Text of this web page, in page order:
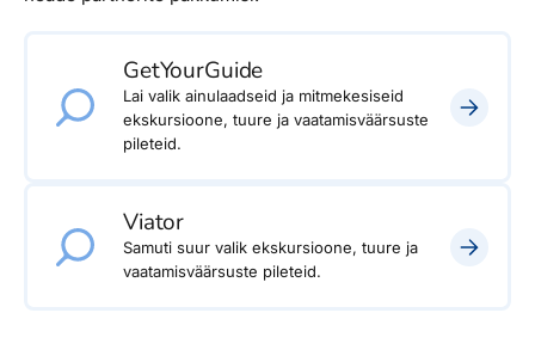
UudisedGetYourGuide
Lai valik ainulaadseid ja mitmekesiseid
ekskursioone, tuure ja vaatamisväärsuste
pileteid.
Viator
Samuti suur valik ekskursioone, tuure ja
vaatamisväärsuste pileteid.